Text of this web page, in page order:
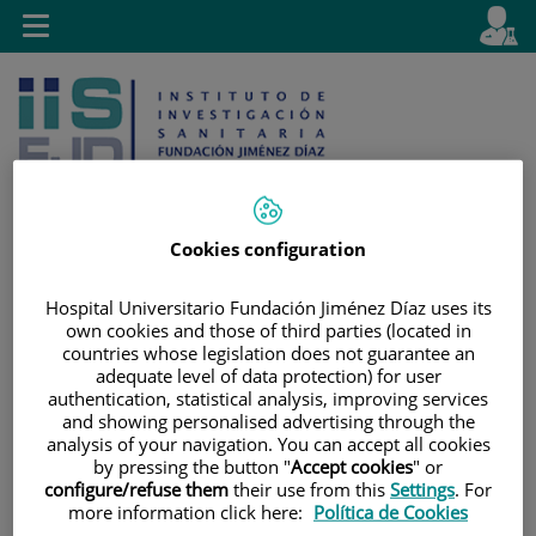
Saltar al contenido
contenido
Selector
activo
es
Buscar
Toggle
navigation
Cookies configuration
Hospital Universitario Fundación Jiménez Díaz uses its
own cookies and those of third parties (located in
countries whose legislation does not guarantee an
adequate level of data protection) for user
authentication, statistical analysis, improving services
and showing personalised advertising through the
analysis of your navigation. You can accept all cookies
by pressing the button "Accept cookies" or
configure/refuse them their use from this Settings. For
more information click here: Política de Cookies